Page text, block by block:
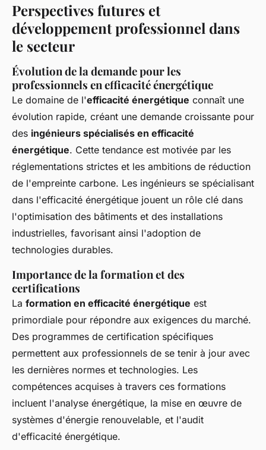
Perspectives futures et
développement professionnel dans
le secteur
Évolution de la demande pour les
professionnels en efficacité énergétique
Le domaine de l'efficacité énergétique connaît une
évolution rapide, créant une demande croissante pour
des ingénieurs spécialisés en efficacité
énergétique. Cette tendance est motivée par les
réglementations strictes et les ambitions de réduction
de l'empreinte carbone. Les ingénieurs se spécialisant
dans l'efficacité énergétique jouent un rôle clé dans
l'optimisation des bâtiments et des installations
industrielles, favorisant ainsi l'adoption de
technologies durables.
Importance de la formation et des
certifications
La formation en efficacité énergétique est
primordiale pour répondre aux exigences du marché.
Des programmes de certification spécifiques
permettent aux professionnels de se tenir à jour avec
les dernières normes et technologies. Les
compétences acquises à travers ces formations
incluent l'analyse énergétique, la mise en œuvre de
systèmes d'énergie renouvelable, et l'audit
d'efficacité énergétique.